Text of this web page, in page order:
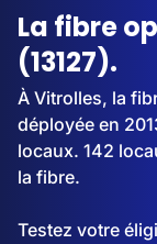
La fibre
(13127).
À Vitrolles, la
déployée en
locaux. 142
la fibre.
Testez votre